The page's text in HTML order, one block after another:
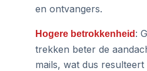
en ontvangers.
Hogere betrokkenheid :
trekken beter de
mails, wat dus